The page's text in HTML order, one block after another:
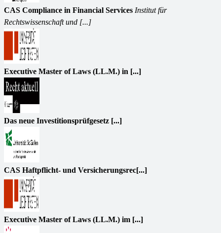
CAS Compliance in Financial Services Institut für
Rechtswissenschaft und [...]
Executive Master of Laws (LL.M.) in [...]
Das neue Investitionsprüfgesetz [...]
CAS Haftpflicht- und Versicherungsrec[...]
Executive Master of Laws (LL.M.) im [...]